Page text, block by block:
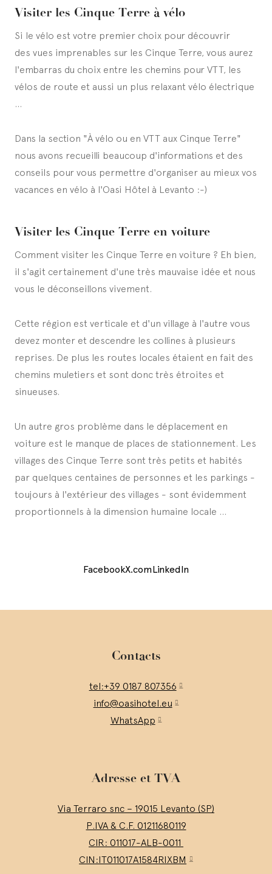
Visiter les Cinque Terre à vélo
Si le vélo est votre premier choix pour découvrir
des vues imprenables sur les Cinque Terre, vous aurez
l'embarras du choix entre les chemins pour VTT, les
vélos de route et aussi un plus relaxant vélo électrique
...
Dans la section "À vélo ou en VTT aux Cinque Terre"
nous avons recueilli beaucoup d'informations et des
conseils pour vous permettre d'organiser au mieux vos
vacances en vélo à l'Oasi Hôtel à Levanto :-)
Visiter les Cinque Terre en voiture
Comment visiter les Cinque Terre en voiture ? Eh bien,
il s'agit certainement d'une très mauvaise idée et nous
vous le déconseillons vivement.
Cette région est verticale et d'un village à l'autre vous
devez monter et descendre les collines à plusieurs
reprises. De plus les routes locales étaient en fait des
chemins muletiers et sont donc très étroites et
sinueuses.
Un autre gros problème dans le déplacement en
voiture est le manque de places de stationnement. Les
villages des Cinque Terre sont très petits et habités
par quelques centaines de personnes et les parkings -
toujours à l'extérieur des villages - sont évidemment
proportionnels à la dimension humaine locale ...
FacebookX.comLinkedIn
Contacts
tel:+39 0187 807356
info@oasihotel.eu
WhatsApp
Adresse et TVA
Via Terraro snc – 19015 Levanto (SP)
P.IVA & C.F. 01211680119
CIR: 011017-ALB-0011
CIN:IT011017A1584RIXBM